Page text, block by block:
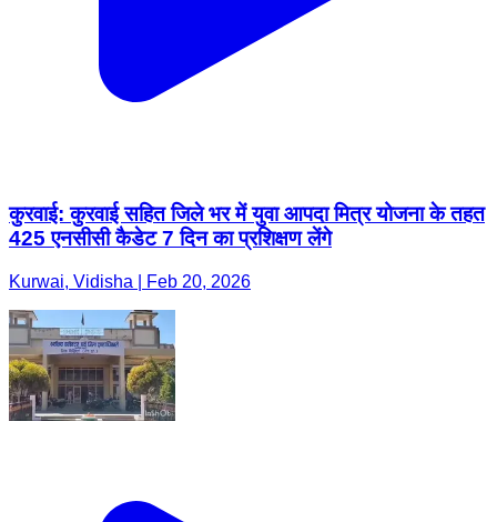
कुरवाई: कुरवाई सहित जिले भर में युवा आपदा मित्र योजना के तहत
425 एनसीसी कैडेट 7 दिन का प्रशिक्षण लेंगे
Kurwai, Vidisha | Feb 20, 2026